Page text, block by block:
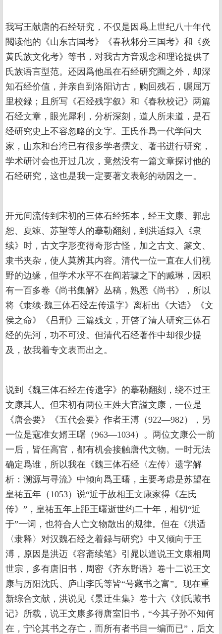
我写王献唐的石经研究，不仅是因爲上世纪八十年代
閲读他的《山东古国考》《春秋邾分三国考》和《炎
黄氏族文化考》等书，对我古方音观念和理论提供了
氏族语言型范。还因爲他虽在石经研究圈之外，却深
知石经价值，并亲自到洛阳访古，购回残石，嘱屈万
里校録；且所写《石经残字叙》和《春秋校记》两篇
石经文章，眼光犀利，分析深刻，道人所未道，是石
经研究史上不容忽略的文字。王氏作爲一代学问大
家，山东和台湾已有很多学者撰文、著书进行研究，
学术研讨会也开过几次，竟然没有一篇文章探讨他的
石经研究，这也是我一定要著文表彰的动因之一。
开元间流传到宋初的三体石经拓本，经王文康、郭忠
恕、夏竦、苏望等人的摹勒翻刻，到洪适録入《隶
续》时，古文字形变得奇形古怪，加之古文、篆文、
隶书夹杂，使人莫辨其内容。清代一位一直在人们视
野的边缘，但学术水平不在阎若璩之下的臧琳，因积
有一百多卷《尚书集解》丛稿，熟悉《尚书》，所以
将《隶续·魏三体石经左传遗字》离析出《大诰》《文
侯之命》《吕刑》三篇残文，开啓了清人研究三体石
经的先河，功不可没。但清代石经著作中却很少提
及，故我着专文表而出之。
说到《魏三体石经左传遗字》的摹勒翻刻，绕不过王
文康其人。但宋初有两位王姓大官謚文康，一位是
《唐会要》《五代会要》作者王溥（922—982），另
一位是寇准女婿王曙（963—1034）。两位文康公一前
一后，皆任高官，都有机会接触唐代文物。一时无法
确定爲谁，所以我在《魏三体石经〈左传〉遗字解
析：溯源与寻流》中倾向爲王曙，主要考虑是苏望在
皇祐五年（1053）说“近于故相王文康家得《左氏
传》”，皇祐五年上距王曙逝世约二十年，相切“近
于”一词，也符合人亡文物散出的规律。但在《洪适
〈隶释〉对汉魏石经之着録与研究》中又倾向于王
溥，原因是洪迈《容斋续笔》引晁以道说王文康相周
世宗，多有唐旧书，周密《齐东野语》卷十二说王文
康与历阳沈氏、庐山李氏等皆“号藏书之富”。现在重
新综合文献，洪说见《景迂生集》卷十六《刘氏藏书
记》所载，说王文康多得唐室旧书，“今其子孙不知何
在，宁论其书之存亡，而所有者书目一编而已”，后文